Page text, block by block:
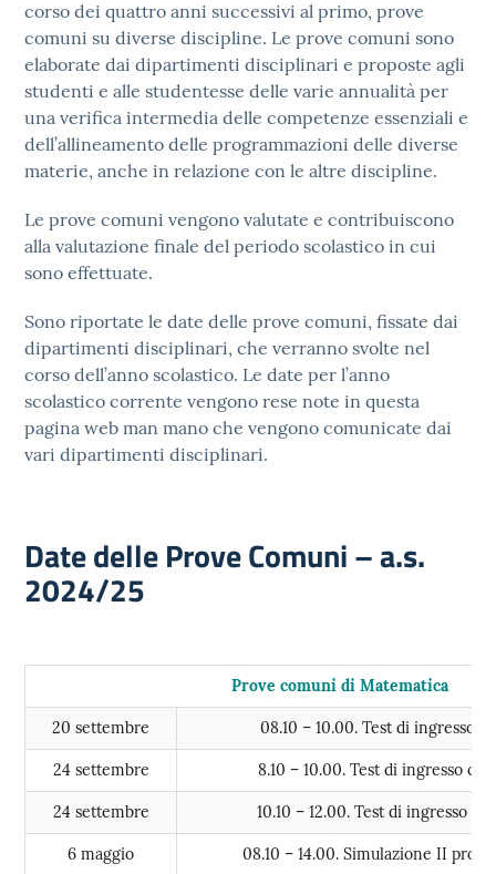
corso dei quattro anni successivi al primo, prove
comuni su diverse discipline. Le prove comuni sono
elaborate dai dipartimenti disciplinari e proposte agli
studenti e alle studentesse delle varie annualità per
una verifica intermedia delle competenze essenziali e
dell’allineamento delle programmazioni delle diverse
materie, anche in relazione con le altre discipline.
Le prove comuni vengono valutate e contribuiscono
alla valutazione finale del periodo scolastico in cui
sono effettuate.
Sono riportate le date delle prove comuni, fissate dai
dipartimenti disciplinari, che verranno svolte nel
corso dell’anno scolastico. Le date per l’anno
scolastico corrente vengono rese note in questa
pagina web man mano che vengono comunicate dai
vari dipartimenti disciplinari.
Date delle Prove Comuni – a.s.
2024/25
Prove comuni di Matematica
20 settembre 08.10 – 10.00. Test di ingresso
24 settembre 8.10 – 10.00. Test di ingresso
24 settembre 10.10 – 12.00. Test di ingresso
6 maggio 08.10 – 14.00. Simulazione II